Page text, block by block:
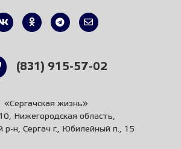
(831) 915-57-02
«Сергачская жизнь»
Нижегородская область,
р-н, Сергач г., Юбилейный п., 15